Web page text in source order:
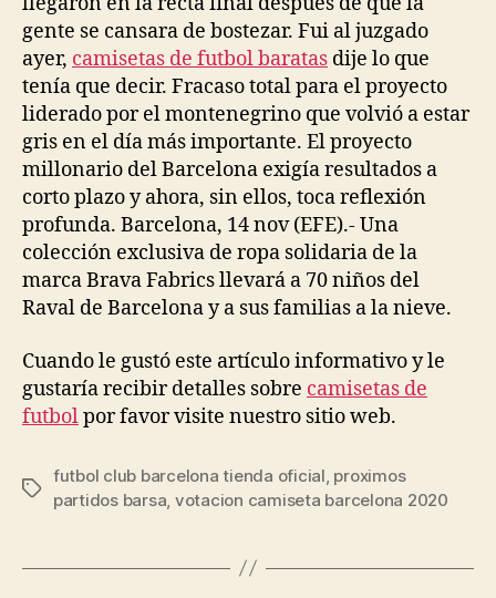
gente se cansara de bostezar. Fui al juzgado
ayer, camisetas de futbol baratas dije lo que
tenía que decir. Fracaso total para el proyecto
liderado por el montenegrino que volvió a estar
gris en el día más importante. El proyecto
millonario del Barcelona exigía resultados a
corto plazo y ahora, sin ellos, toca reflexión
profunda. Barcelona, 14 nov (EFE).- Una
colección exclusiva de ropa solidaria de la
marca Brava Fabrics llevará a 70 niños del
Raval de Barcelona y a sus familias a la nieve.
Cuando le gustó este artículo informativo y le
gustaría recibir detalles sobre camisetas de
futbolpor favor visite nuestro sitio web.
Etiquetas
futbol club barcelona tienda oficial proximos
partidos barsa votacion camiseta barcelona 2020